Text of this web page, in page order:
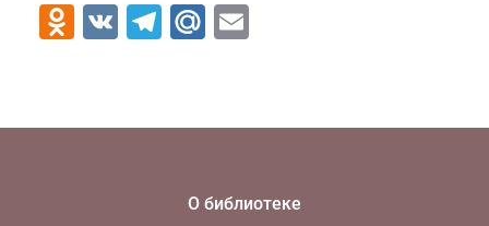
Odnoklassniki
VK Telegram
Mail.Ru
О библиотеке